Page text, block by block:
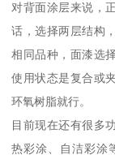
对背面涂层来说，
话，选择两层结构
相同品种，面漆选
使用状态是复合或
环氧树脂就行。
目前现在还有很多
热彩涂、自洁彩涂